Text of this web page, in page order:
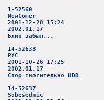
1-52560
NewComer
2001-12-28 15:24
2002.01.17
Блин забыл...
14-52638
РУС
2001-10-26 17:25
2002.01.17
Спор тносительно HDD
14-52637
Sobesednic